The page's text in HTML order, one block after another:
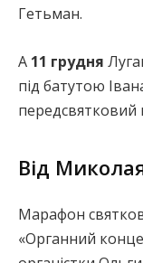
Гетьман.
А 11 грудня
під батутою
передсвятковий
Від
Марафон
«Органний